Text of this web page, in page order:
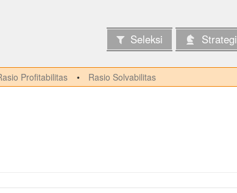
Seleksi Strategi
Profitabilitas Rasio Solvabilitas